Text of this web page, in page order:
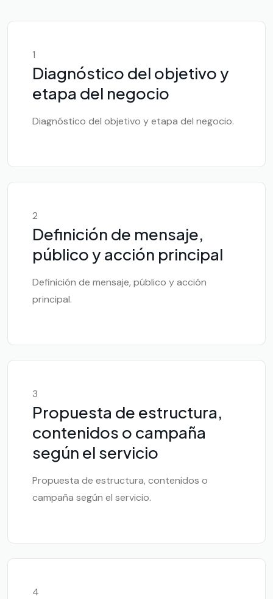
1
Diagnóstico del objetivo y
etapa del negocio
Diagnóstico del objetivo y etapa del negocio.
2
Definición de mensaje,
público y acción principal
Definición de mensaje, público y acción
principal.
3
Propuesta de estructura,
contenidos o campaña
según el servicio
Propuesta de estructura, contenidos o
campaña según el servicio.
4